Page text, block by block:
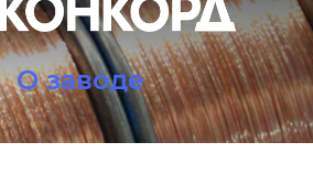
О заводе